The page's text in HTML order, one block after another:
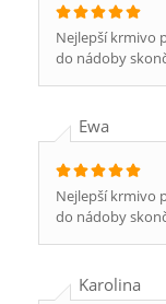
Nejlepší krmivo
do nádoby
Ewa
Nejlepší krmivo
do nádoby
Karolina